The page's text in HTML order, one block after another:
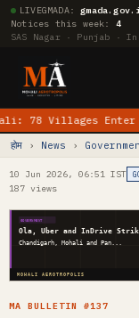
LIVEGMADA:
Notices this week: 4
SAS Nagar · Punjab ·
Villages Enter
होम
› News ›
10 Jun 2026, 06:51 IST
187 views
GOVERNMENT
MOHALI AEROTROPOLIS
Ola, Uber and InDrive
Chandigarh, Mohali and Pan...
MA BULLETIN #137